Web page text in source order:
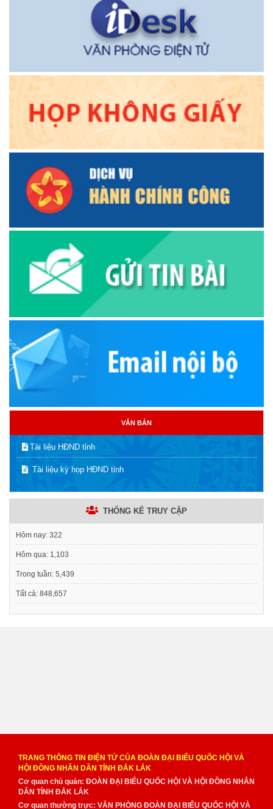
VĂN BẢN
Tài liệu HĐND tỉnh
Tài liệu kỳ họp HĐND tỉnh
THỐNG KÊ TRUY CẬP
Hôm nay: 322
Hôm qua: 1,103
Trong tuần: 5,439
Tất cả: 848,657
TRANG THÔNG TIN ĐIỆN TỬ CỦA ĐOÀN ĐẠI BIỂU QUỐC HỘI VÀ
HỘI ĐỒNG NHÂN DÂN TỈNH ĐẮK LẮK
Cơ quan chủ quản: ĐOÀN ĐẠI BIỂU QUỐC HỘI VÀ HỘI ĐỒNG NHÂN
DÂN TỈNH ĐẮK LẮK
Cơ quan thường trực: VĂN PHÒNG ĐOÀN ĐẠI BIỂU QUỐC HỘI VÀ